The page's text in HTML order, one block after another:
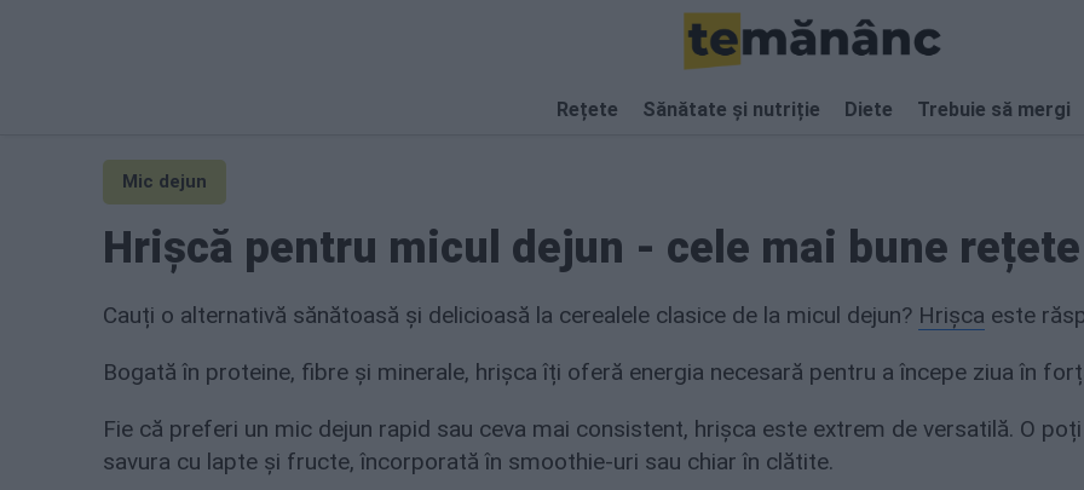
Rețete Sănătate și nutriție Diete Trebuie să mergi
Mic dejun
Hrișcă pentru micul dejun - cele mai bune rețete
Cauți o alternativă sănătoasă și delicioasă la cerealele clasice de la micul dejun? Hrișca este
Bogată în proteine, fibre și minerale, hrișca îți oferă energia necesară pentru a începe ziua în
Fie că preferi un mic dejun rapid sau ceva mai consistent, hrișca este extrem de versatilă. O poți
savura cu lapte și fructe, încorporată în smoothie-uri sau chiar în clătite.